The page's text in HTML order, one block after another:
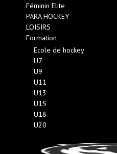
Féminin Elite
PARA HOCKEY
LOISIRS
Formation
Ecole de hockey
U7
U9
U11
U13
U15
U18
U20